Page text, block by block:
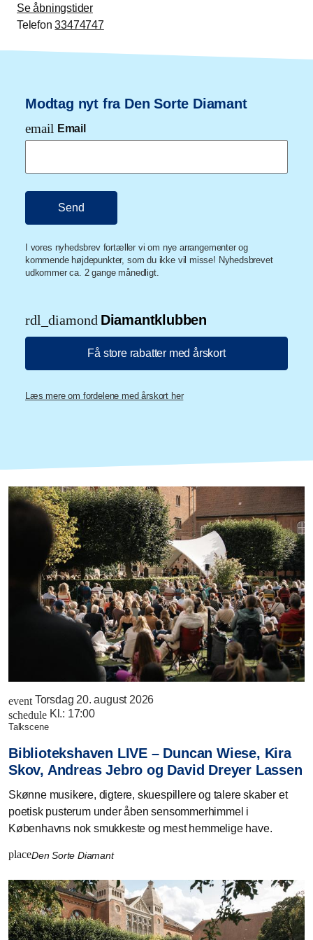
Se åbningstider
Telefon33474747
Modtag nyt fra Den Sorte Diamant
email Email
I vores nyhedsbrev fortæller vi om nye arrangementer og
kommende højdepunkter, som du ikke vil misse! Nyhedsbrevet
udkommer ca. 2 gange månedligt.
rdl_diamond Diamantklubben
Få store rabatter med årskort
Læs mere om fordelene med årskort her
event Torsdag 20. august 2026
schedule Kl.: 17:00
talkscene
Bibliotekshaven LIVE – Duncan Wiese, Kira
Skov, Andreas Jebro og David Dreyer Lassen
Skønne musikere, digtere, skuespillere og talere skaber et
poetisk pusterum under åben sensommerhimmel i
Københavns nok smukkeste og mest hemmelige have.
placeDen Sorte Diamant